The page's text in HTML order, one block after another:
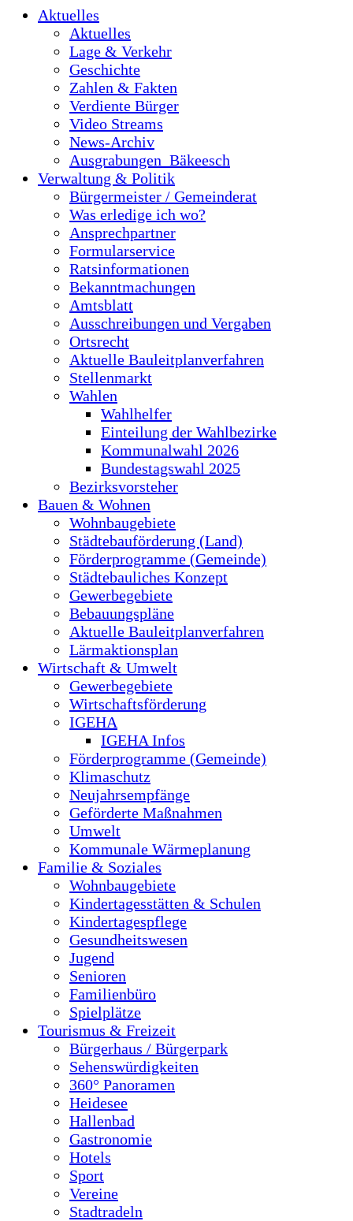
Aktuelles
Aktuelles
Lage & Verkehr
Geschichte
Zahlen & Fakten
Verdiente Bürger
Video Streams
News-Archiv
Ausgrabungen_Bäkeesch
Verwaltung & Politik
Bürgermeister / Gemeinderat
Was erledige ich wo?
Ansprechpartner
Formularservice
Ratsinformationen
Bekanntmachungen
Amtsblatt
Ausschreibungen und Vergaben
Ortsrecht
Aktuelle Bauleitplanverfahren
Stellenmarkt
Wahlen
Wahlhelfer
Einteilung der Wahlbezirke
Kommunalwahl 2026
Bundestagswahl 2025
Bezirksvorsteher
Bauen & Wohnen
Wohnbaugebiete
Städtebauförderung (Land)
Förderprogramme (Gemeinde)
Städtebauliches Konzept
Gewerbegebiete
Bebauungspläne
Aktuelle Bauleitplanverfahren
Lärmaktionsplan
Wirtschaft & Umwelt
Gewerbegebiete
Wirtschaftsförderung
IGEHA
IGEHA Infos
Förderprogramme (Gemeinde)
Klimaschutz
Neujahrsempfänge
Geförderte Maßnahmen
Umwelt
Kommunale Wärmeplanung
Familie & Soziales
Wohnbaugebiete
Kindertagesstätten & Schulen
Kindertagespflege
Gesundheitswesen
Jugend
Senioren
Familienbüro
Spielplätze
Tourismus & Freizeit
Bürgerhaus / Bürgerpark
Sehenswürdigkeiten
360° Panoramen
Heidesee
Hallenbad
Gastronomie
Hotels
Sport
Vereine
Stadtradeln